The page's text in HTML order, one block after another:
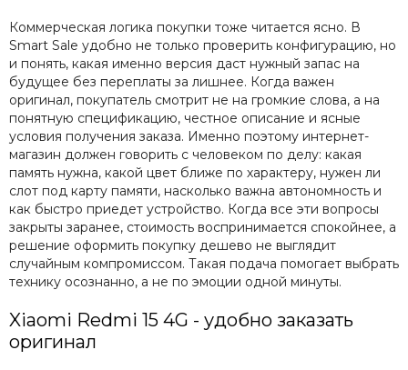
Коммерческая логика покупки тоже читается ясно. В
Smart Sale удобно не только проверить конфигурацию, но
и понять, какая именно версия даст нужный запас на
будущее без переплаты за лишнее. Когда важен
оригинал, покупатель смотрит не на громкие слова, а на
понятную спецификацию, честное описание и ясные
условия получения заказа. Именно поэтому интернет-
магазин должен говорить с человеком по делу: какая
память нужна, какой цвет ближе по характеру, нужен ли
слот под карту памяти, насколько важна автономность и
как быстро приедет устройство. Когда все эти вопросы
закрыты заранее, стоимость воспринимается спокойнее, а
решение оформить покупку дешево не выглядит
случайным компромиссом. Такая подача помогает выбрать
технику осознанно, а не по эмоции одной минуты.
Xiaomi Redmi 15 4G - удобно заказать
оригинал